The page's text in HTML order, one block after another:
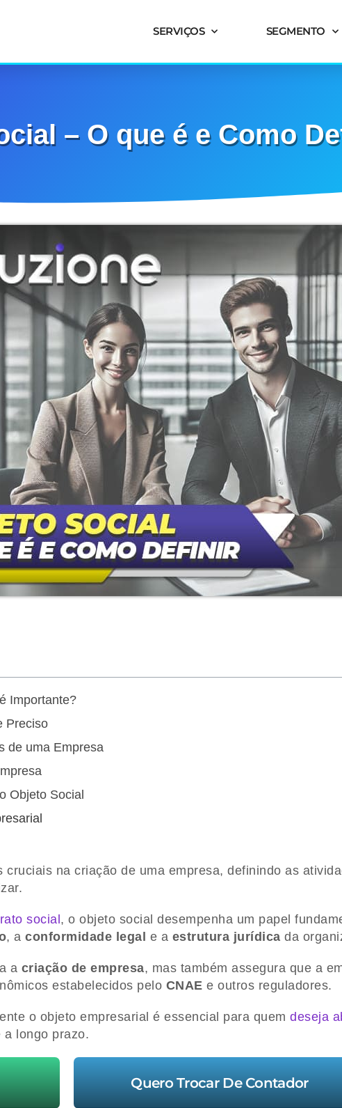
SERVIÇOS SEGMENTO
– O que é e Como
Importante?
Preciso
de uma Empresa
Objeto Social
cruciais na criação de uma empresa, definindo as
social , o objeto social desempenha um papel
, a conformidade legal e a estrutura jurídica da
a criação de empresa, mas também assegura que a
estabelecidos pelo CNAE e outros reguladores.
o objeto empresarial é essencial para quem deseja
a longo prazo.
Quero Trocar De Contador